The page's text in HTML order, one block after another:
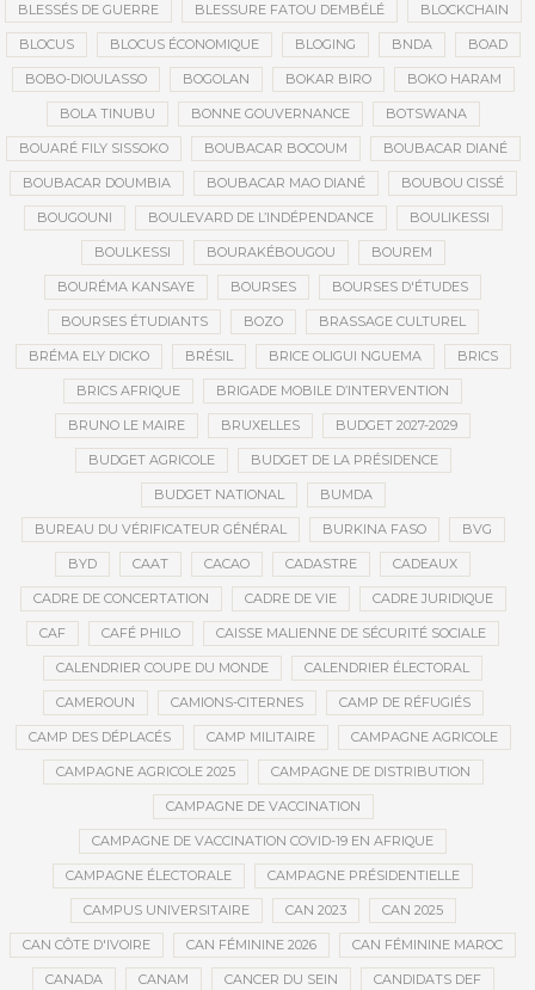
BLESSÉS DE GUERRE BLESSURE FATOU DEMBÉLÉ BLOCKCHAIN
BLOCUS BLOCUS ÉCONOMIQUE BLOGING BNDA BOAD
BOBO-DIOULASSO BOGOLAN BOKAR BIRO BOKO HARAM
BOLA TINUBU BONNE GOUVERNANCE BOTSWANA
BOUARÉ FILY SISSOKO BOUBACAR BOCOUM BOUBACAR DIANÉ
BOUBACAR DOUMBIA BOUBACAR MAO DIANÉ BOUBOU CISSÉ
BOUGOUNI BOULEVARD DE L’INDÉPENDANCE BOULIKESSI
BOULKESSI BOURAKÉBOUGOU BOUREM
BOURÉMA KANSAYE BOURSES BOURSES D'ÉTUDES
BOURSES ÉTUDIANTS BOZO BRASSAGE CULTUREL
BRÉMA ELY DICKO BRÉSIL BRICE OLIGUI NGUEMA BRICS
BRICS AFRIQUE BRIGADE MOBILE D’INTERVENTION
BRUNO LE MAIRE BRUXELLES BUDGET 2027-2029
BUDGET AGRICOLE BUDGET DE LA PRÉSIDENCE
BUDGET NATIONAL BUMDA
BUREAU DU VÉRIFICATEUR GÉNÉRAL BURKINA FASO BVG
BYD CAAT CACAO CADASTRE CADEAUX
CADRE DE CONCERTATION CADRE DE VIE CADRE JURIDIQUE
CAF CAFÉ PHILO CAISSE MALIENNE DE SÉCURITÉ SOCIALE
CALENDRIER COUPE DU MONDE CALENDRIER ÉLECTORAL
CAMEROUN CAMIONS-CITERNES CAMP DE RÉFUGIÉS
CAMP DES DÉPLACÉS CAMP MILITAIRE CAMPAGNE AGRICOLE
CAMPAGNE AGRICOLE 2025 CAMPAGNE DE DISTRIBUTION
CAMPAGNE DE VACCINATION
CAMPAGNE DE VACCINATION COVID-19 EN AFRIQUE
CAMPAGNE ÉLECTORALE CAMPAGNE PRÉSIDENTIELLE
CAMPUS UNIVERSITAIRE CAN 2023 CAN 2025
CAN CÔTE D'IVOIRE CAN FÉMININE 2026 CAN FÉMININE MAROC
CANADA CANAM CANCER DU SEIN CANDIDATS DEF